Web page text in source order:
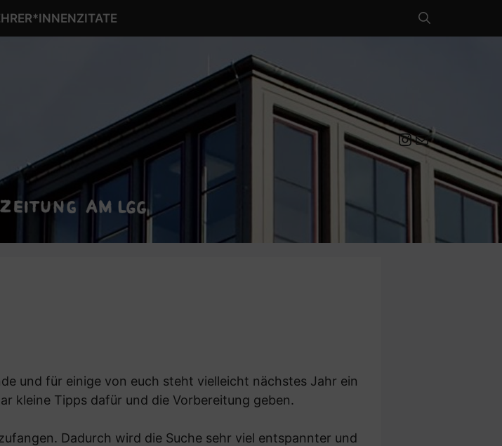
Instagram
Mail an die EULE Redaktion
und für einige von euch steht vielleicht nächstes Jahr ein
kleine Tipps dafür und die Vorbereitung geben.
Dadurch wird die Suche sehr viel entspannter und